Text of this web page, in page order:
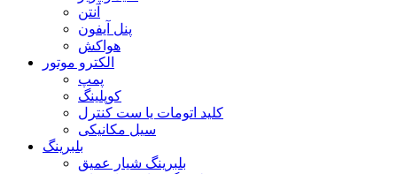
آنتن
پنل آیفون
هواکش
الکترو موتور
پمپ
کوپلینگ
کلید اتومات یا ست کنترل
سیل مکانیکی
بلبرینگ
بلبرینگ شیار عمیق